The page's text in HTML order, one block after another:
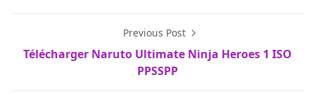
Previous Post
Télécharger Naruto Ultimate Ninja Heroes 1 ISO
PPSSPP